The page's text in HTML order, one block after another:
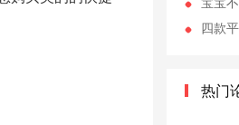
四款
热门